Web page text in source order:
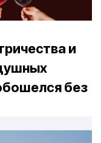
и
без